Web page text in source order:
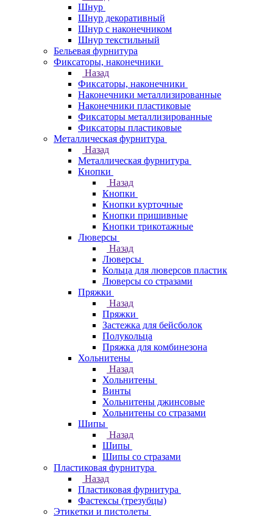
Шнур
Шнур декоративный
Шнур с наконечником
Шнур текстильный
Бельевая фурнитура
Фиксаторы, наконечники
Назад
Фиксаторы, наконечники
Наконечники металлизированные
Наконечники пластиковые
Фиксаторы металлизированные
Фиксаторы пластиковые
Металлическая фурнитура
Назад
Металлическая фурнитура
Кнопки
Назад
Кнопки
Кнопки курточные
Кнопки пришивные
Кнопки трикотажные
Люверсы
Назад
Люверсы
Кольца для люверсов пластик
Люверсы со стразами
Пряжки
Назад
Пряжки
Застежка для бейсболок
Полукольца
Пряжка для комбинезона
Хольнитены
Назад
Хольнитены
Винты
Хольнитены джинсовые
Хольнитены со стразами
Шипы
Назад
Шипы
Шипы со стразами
Пластиковая фурнитура
Назад
Пластиковая фурнитура
Фастексы (трезубцы)
Этикетки и пистолеты